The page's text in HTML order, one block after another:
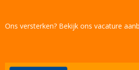
Ons versterken? Bekijk ons vacature